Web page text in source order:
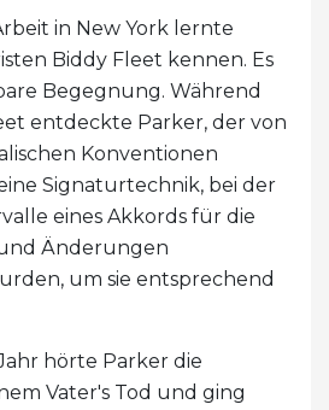
in New York lernte
Biddy Fleet kennen. Es
Begegnung. Während
entdeckte Parker, der von
Konventionen
Signaturtechnik, bei der
eines Akkords für die
Änderungen
um sie entsprechend
hörte Parker die
Vater's Tod und ging